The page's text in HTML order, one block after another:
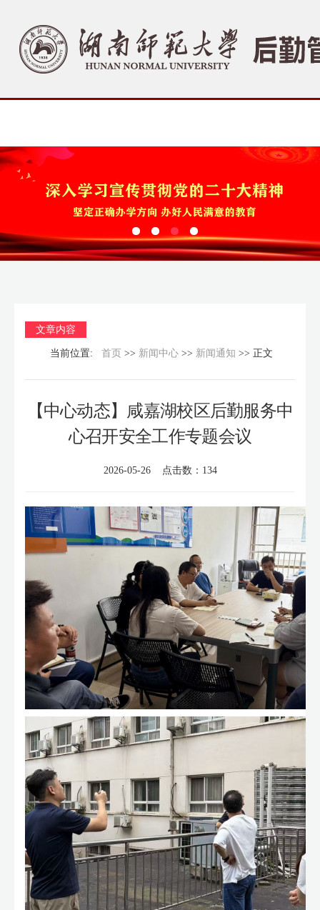
文章内容
当前位置: 首页 >> 新闻中心 >> 新闻通知 >> 正文
【中心动态】咸嘉湖校区后勤服务中
心召开安全工作专题会议
2026-05-26 点击数： 134